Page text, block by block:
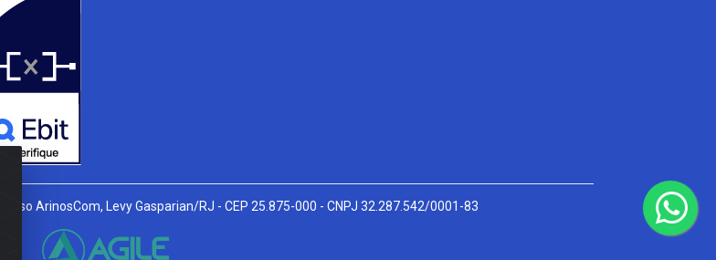
ArinosCom, Levy Gasparian/RJ - CEP 25.875-000 - CNPJ 32.287.542/0001-83